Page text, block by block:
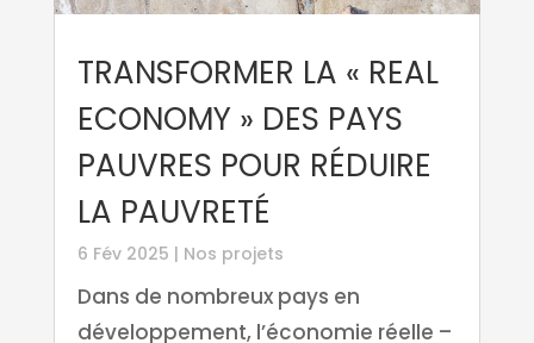
TRANSFORMER LA « REAL
ECONOMY » DES PAYS
PAUVRES POUR RÉDUIRE
LA PAUVRETÉ
6 Fév 2025 | Nos projets
Dans de nombreux pays en
développement, l’économie réelle –